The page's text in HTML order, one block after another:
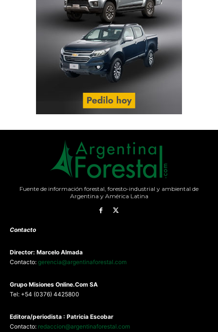
Fuente de información forestal, foresto-industrial y ambiental de
Argentina y América Latina
Contacto
Director: Marcelo Almada
Contacto: gerencia@argentinaforestal.com
Grupo Misiones Online.Com SA
Tel: +54 (0376) 4425800
Editora/periodista : Patricia Escobar
Contacto: redaccion@argentinaforestal.com